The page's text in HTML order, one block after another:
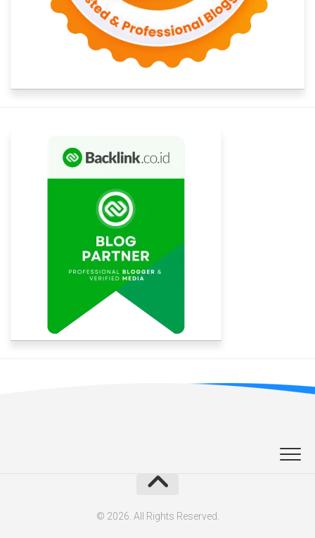
© 2026. All Rights Reserved.